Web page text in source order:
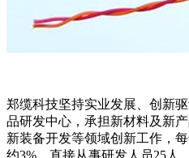
郑缆科技坚持实业发展、创新
品研发中心，承担新材料及新
新装备开发等领域创新工作，
约3%，直接从事研发人员25人